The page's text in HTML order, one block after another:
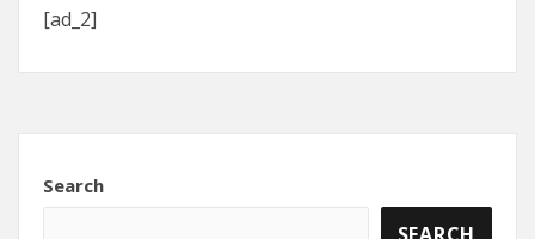
[ad_2]
Search
SEARCH